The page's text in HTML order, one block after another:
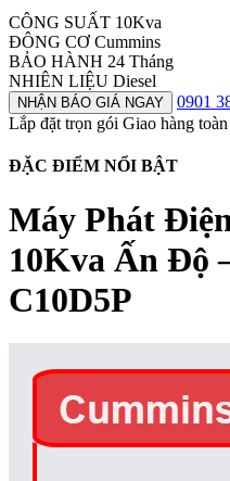
CÔNG SUẤT 10Kva
ĐÔNG CƠ Cummins
BẢO HÀNH 24 Tháng
NHIÊN LIỆU Diesel
NHẬN BÁO GIÁ NGAY
0901
Lắp đặt trọn gói Giao hàng
ĐẶC ĐIỂM NỔI BẬT
Máy Phát
10Kva Ấn Độ
C10D5P